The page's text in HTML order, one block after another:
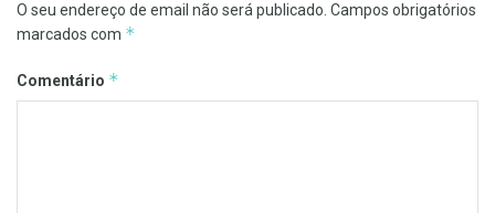
O seu endereço de email não será publicado. Campos obrigatórios
marcados com *
Comentário *